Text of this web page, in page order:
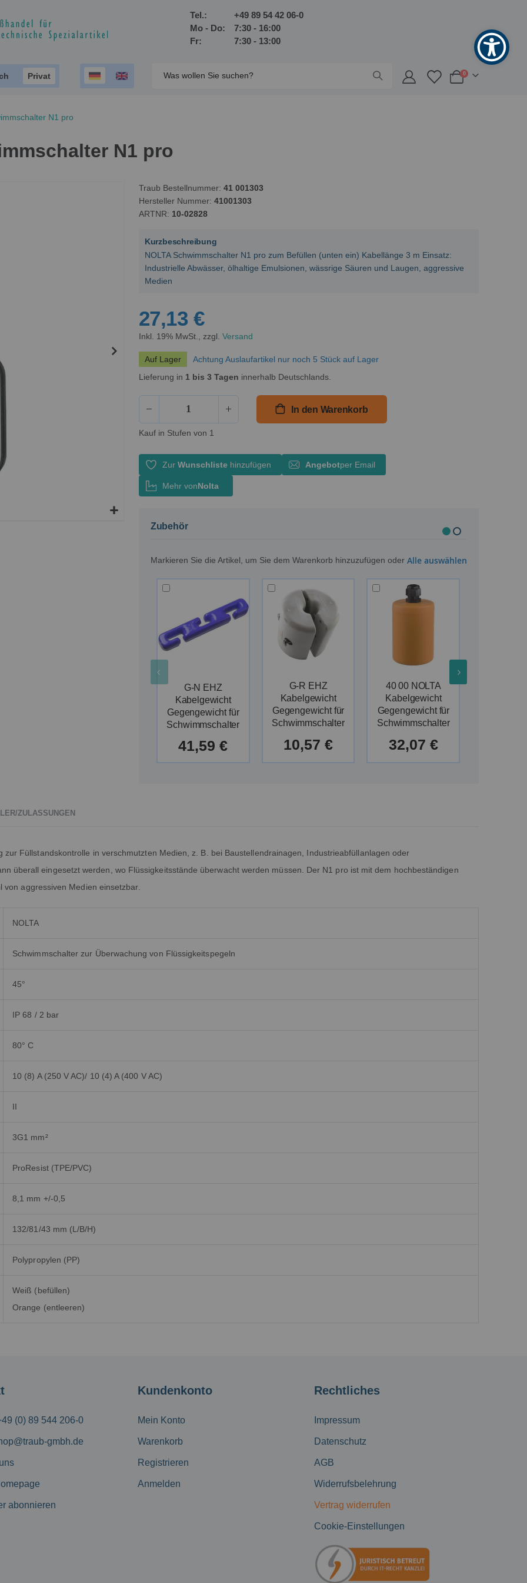
Tel.:
+49 89 54 42 06-0
Mo - Do:
7:30 - 16:00
Fr:
7:30 - 13:00
Privat
Warenkorb
0Artikel
N1 pro
N1 pro
Traub Bestellnummer 41 001303
Hersteller Nummer 41001303
ARTNR
10-02828
Kurzbeschreibung
NOLTA Schwimmschalter N1 pro zum Befüllen (unten ein) Kabellänge 3 m Einsatz:
Industrielle Abwässer, ölhaltige Emulsionen, wässrige Säuren und Laugen, aggressive
Medien
27,13 €
Inkl. 19% MwSt., zzgl. Versand
Auf Lager
Achtung Auslaufartikel nur noch 5 Stück auf Lager
Lieferung in 1 bis 3 Tagen innerhalb Deutschlands.
In den Warenkorb
Kauf in Stufen von 1
Zur Wunschlistehinzufügen Angebotper Email
Mehr vonNolta
Zubehör
Markieren Sie die Artikel, um Sie dem Warenkorb hinzuzufügen oder Alle auswählen
G-N EHZ
Kabelgewicht
Gegengewicht für
Schwimmschalter
41,59 €
G-R EHZ
Kabelgewicht
Gegengewicht für
Schwimmschalter
10,57 €
40 00 NOLTA
Kabelgewicht
Gegengewicht für
Schwimmschalter
32,07 €
zur Füllstandskontrolle in verschmutzten Medien, z. B. bei Baustellendrainagen, Industrieabfüllanlagen oder
überall eingesetzt werden, wo Flüssigkeitsstände überwacht werden müssen. Der N1 pro ist mit dem hochbeständigen
von aggressiven Medien einsetzbar.
NOLTA
Schwimmschalter zur Überwachung von Flüssigkeitspegeln
45°
IP 68 / 2 bar
80° C
10 (8) A (250 V AC)/ 10 (4) A (400 V AC)
II
3G1 mm²
ProResist (TPE/PVC)
8,1 mm +/-0,5
132/81/43 mm (L/B/H)
Polypropylen (PP)
Weiß (befüllen)
Orange (entleeren)
ZULASSUNGEN
(0) 89 544 206-0
gmbh.de
abonnieren
Kundenkonto
Mein Konto
Warenkorb
Registrieren
Anmelden
Rechtliches
Impressum
Datenschutz
AGB
Widerrufsbelehrung
Vertrag widerrufen
Cookie-Einstellungen